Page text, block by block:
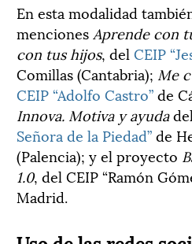
En esta modalidad
menciones Aprende con
con tus hijos, del CEIP
Comillas (Cantabria); Me
CEIP “Adolfo Castro”de
Innova. Motiva y ayudadel
Señora de la Piedad”de
(Palencia); y el proyecto
1.0, del CEIP “Ramón
Madrid.